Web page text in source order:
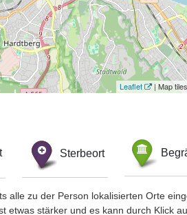
Leaflet | Map
Sterbeort
alle zu der Person lokalisierten Orte
etwas stärker und es kann durch Klick